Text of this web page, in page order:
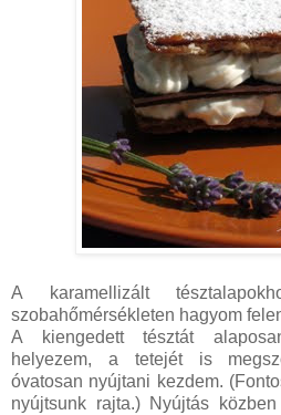
A karamellizált
szobahőmérsékleten hagyom
A kiengedett tésztát
helyezem, a tetejét is
óvatosan nyújtani kezdem.
nyújtsunk rajta.) Nyújtás